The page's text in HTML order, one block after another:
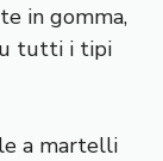
in gomma,
tutti i tipi
a martelli